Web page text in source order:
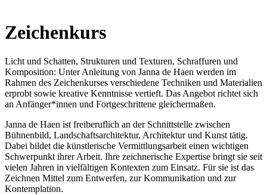
Zeichenkurs
Licht und Schatten, Strukturen und Texturen, Schraffuren und
Komposition: Unter Anleitung von Janna de Haen werden im
Rahmen des Zeichenkurses verschiedene Techniken und Materialien
erprobt sowie kreative Kenntnisse vertieft. Das Angebot richtet sich
an Anfänger*innen und Fortgeschrittene gleichermaßen.
Janna de Haen ist freiberuflich an der Schnittstelle zwischen
Bühnenbild, Landschaftsarchitektur, Architektur und Kunst tätig.
Dabei bildet die künstlerische Vermittlungsarbeit einen wichtigen
Schwerpunkt ihrer Arbeit. Ihre zeichnerische Expertise bringt sie seit
vielen Jahren in vielfältigen Kontexten zum Einsatz. Für sie ist das
Zeichnen Mittel zum Entwerfen, zur Kommunikation und zur
Kontemplation.